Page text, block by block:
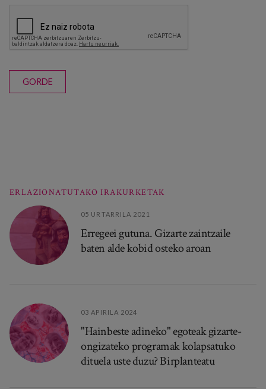
GORDE
ERLAZIONATUTAKO IRAKURKETAK
05 URTARRILA 2021
Erregeei gutuna. Gizarte zaintzaile
baten alde kobid osteko aroan
03 APIRILA 2024
"Hainbeste adineko" egoteak gizarte-
ongizateko programak kolapsatuko
dituela uste duzu? Birplanteatu